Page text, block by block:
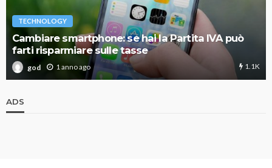
TECHNOLOGY
Cambiare smartphone: se hai la Partita IVA può
farti risparmiare sulle tasse
god 1 anno ago 1.1K
ADS